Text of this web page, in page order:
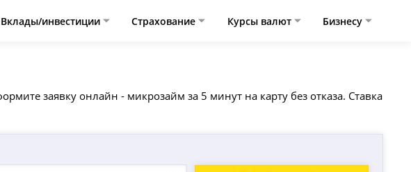
Вклады/инвестиции Страхование Курсы валют Бизнесу
заявку онлайн - микрозайм за 5 минут на карту без отказа. Ставка